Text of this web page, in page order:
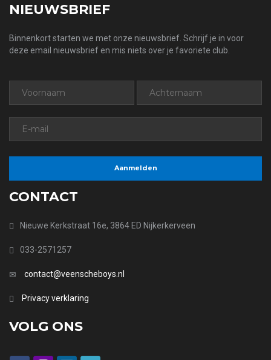
NIEUWSBRIEF
Binnenkort starten we met onze nieuwsbrief. Schrijf je in voor
deze email nieuwsbrief en mis niets over je favoriete club.
CONTACT
Nieuwe Kerkstraat 16e, 3864 ED Nijkerkerveen
033-2571257
contact@veenscheboys.nl
Privacy verklaring
VOLG ONS